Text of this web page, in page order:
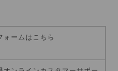
ォームはこちら